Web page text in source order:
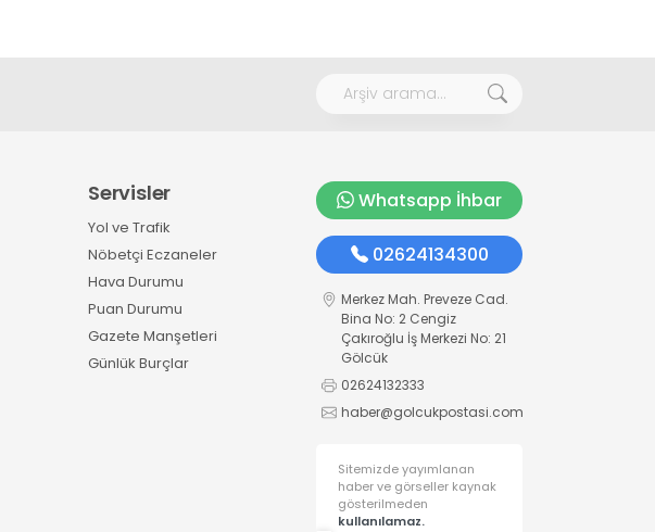
Servisler
Yol ve Trafik
Nöbetçi Eczaneler
Hava Durumu
Puan Durumu
Gazete Manşetleri
Günlük Burçlar
Whatsapp İhbar
02624134300
Merkez Mah. Preveze Cad.
Bina No: 2 Cengiz
Çakıroğlu İş Merkezi No: 21
Gölcük
02624132333
haber@golcukpostasi.com
Sitemizde yayımlanan
haber ve görseller kaynak
gösterilmeden
kullanılamaz.